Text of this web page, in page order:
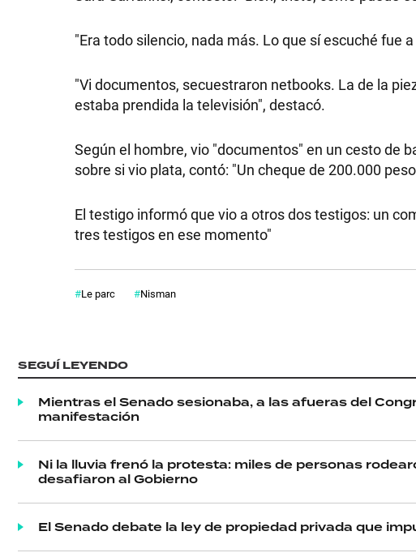
"Era todo silencio, nada más. Lo que sí escuché fue
"Vi documentos, secuestraron netbooks. La de la
estaba prendida la televisión", destacó.
Según el hombre, vio "documentos" en un cesto de
sobre si vio plata, contó: "Un cheque de 200.000
El testigo informó que vio a otros dos testigos: un
tres testigos en ese momento"
Le parc Nisman
SEGUÍ LEYENDO
Mientras el Senado sesionaba, a las afueras del
manifestación
Ni la lluvia frenó la protesta: miles de personas
desafiaron al Gobierno
El Senado debate la ley de propiedad privada que
SHOW
POLÍTICA
ACTUALIDAD
POLICIALES
ECONOMÍA
GRAN
HERMANO